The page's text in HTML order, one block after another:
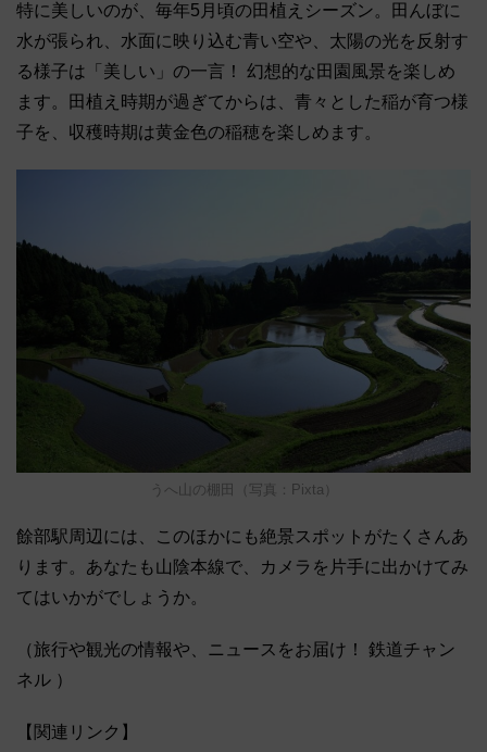
特に美しいのが、毎年5月頃の田植えシーズン。田んぼに
水が張られ、水面に映り込む青い空や、太陽の光を反射す
る様子は「美しい」の一言！ 幻想的な田園風景を楽しめ
ます。田植え時期が過ぎてからは、青々とした稲が育つ様
子を、収穫時期は黄金色の稲穂を楽しめます。
うへ山の棚田（写真：Pixta）
餘部駅周辺には、このほかにも絶景スポットがたくさんあ
ります。あなたも山陰本線で、カメラを片手に出かけてみ
てはいかがでしょうか。
（旅行や観光の情報や、ニュースをお届け！ 鉄道チャン
ネル ）
【関連リンク】